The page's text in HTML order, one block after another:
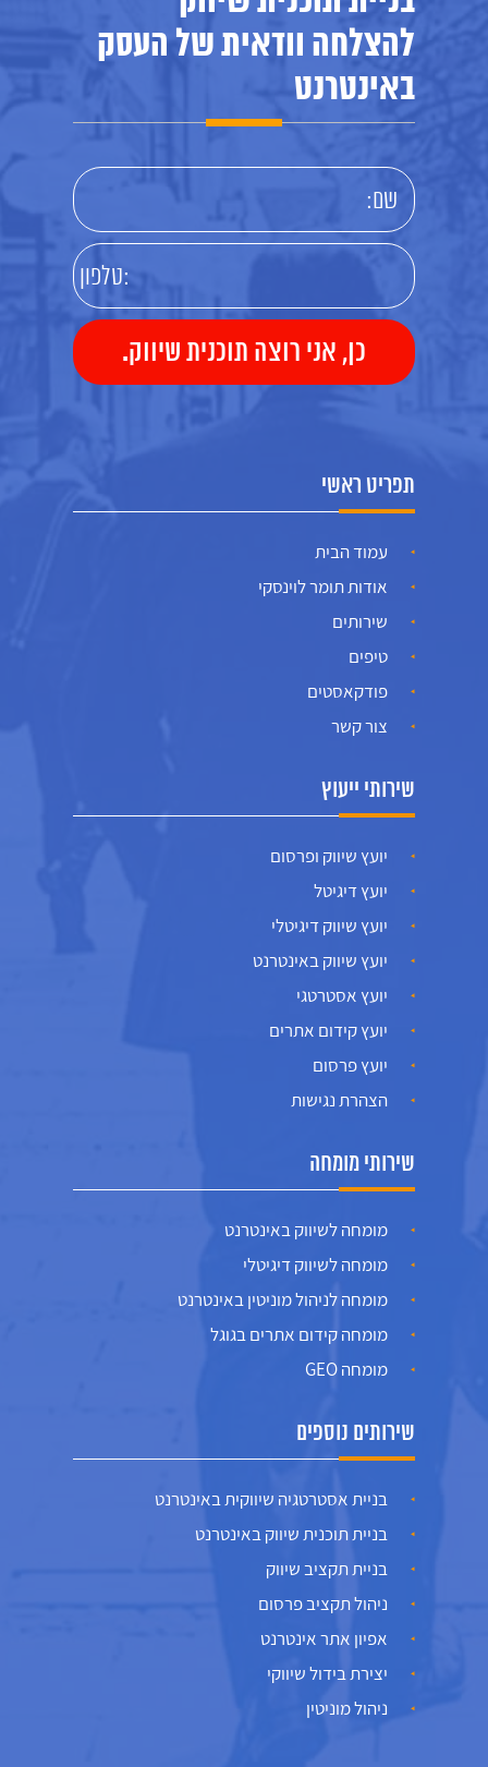
להצלחה וודאית של העסק
באינטרנט
תפריט ראשי
עמוד הבית
אודות תומר לוינסקי
שירותים
טיפים
פודקאסטים
צור קשר
שירותי ייעוץ
יועץ שיווק ופרסום
יועץ דיגיטל
יועץ שיווק דיגיטלי
יועץ שיווק באינטרנט
יועץ אסטרטגי
יועץ קידום אתרים
יועץ פרסום
הצהרת נגישות
שירותי מומחה
מומחה לשיווק באינטרנט
מומחה לשיווק דיגיטלי
מומחה לניהול מוניטין באינטרנט
מומחה קידום אתרים בגוגל
מומחה GEO
שירותים נוספים
בניית אסטרטגיה שיווקית באינטרנט
בניית תוכנית שיווק באינטרנט
בניית תקציב שיווק
ניהול תקציב פרסום
אפיון אתר אינטרנט
יצירת בידול שיווקי
ניהול מוניטין